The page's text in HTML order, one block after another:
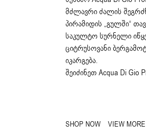
მძლავრი ძალის
პირამიდის „გულში“
საკულტო სურნელი
ციტრუსოვანი
იკარგება.
შეიძინეთ Acqua Di Gio
SHOP NOW VIEW MORE